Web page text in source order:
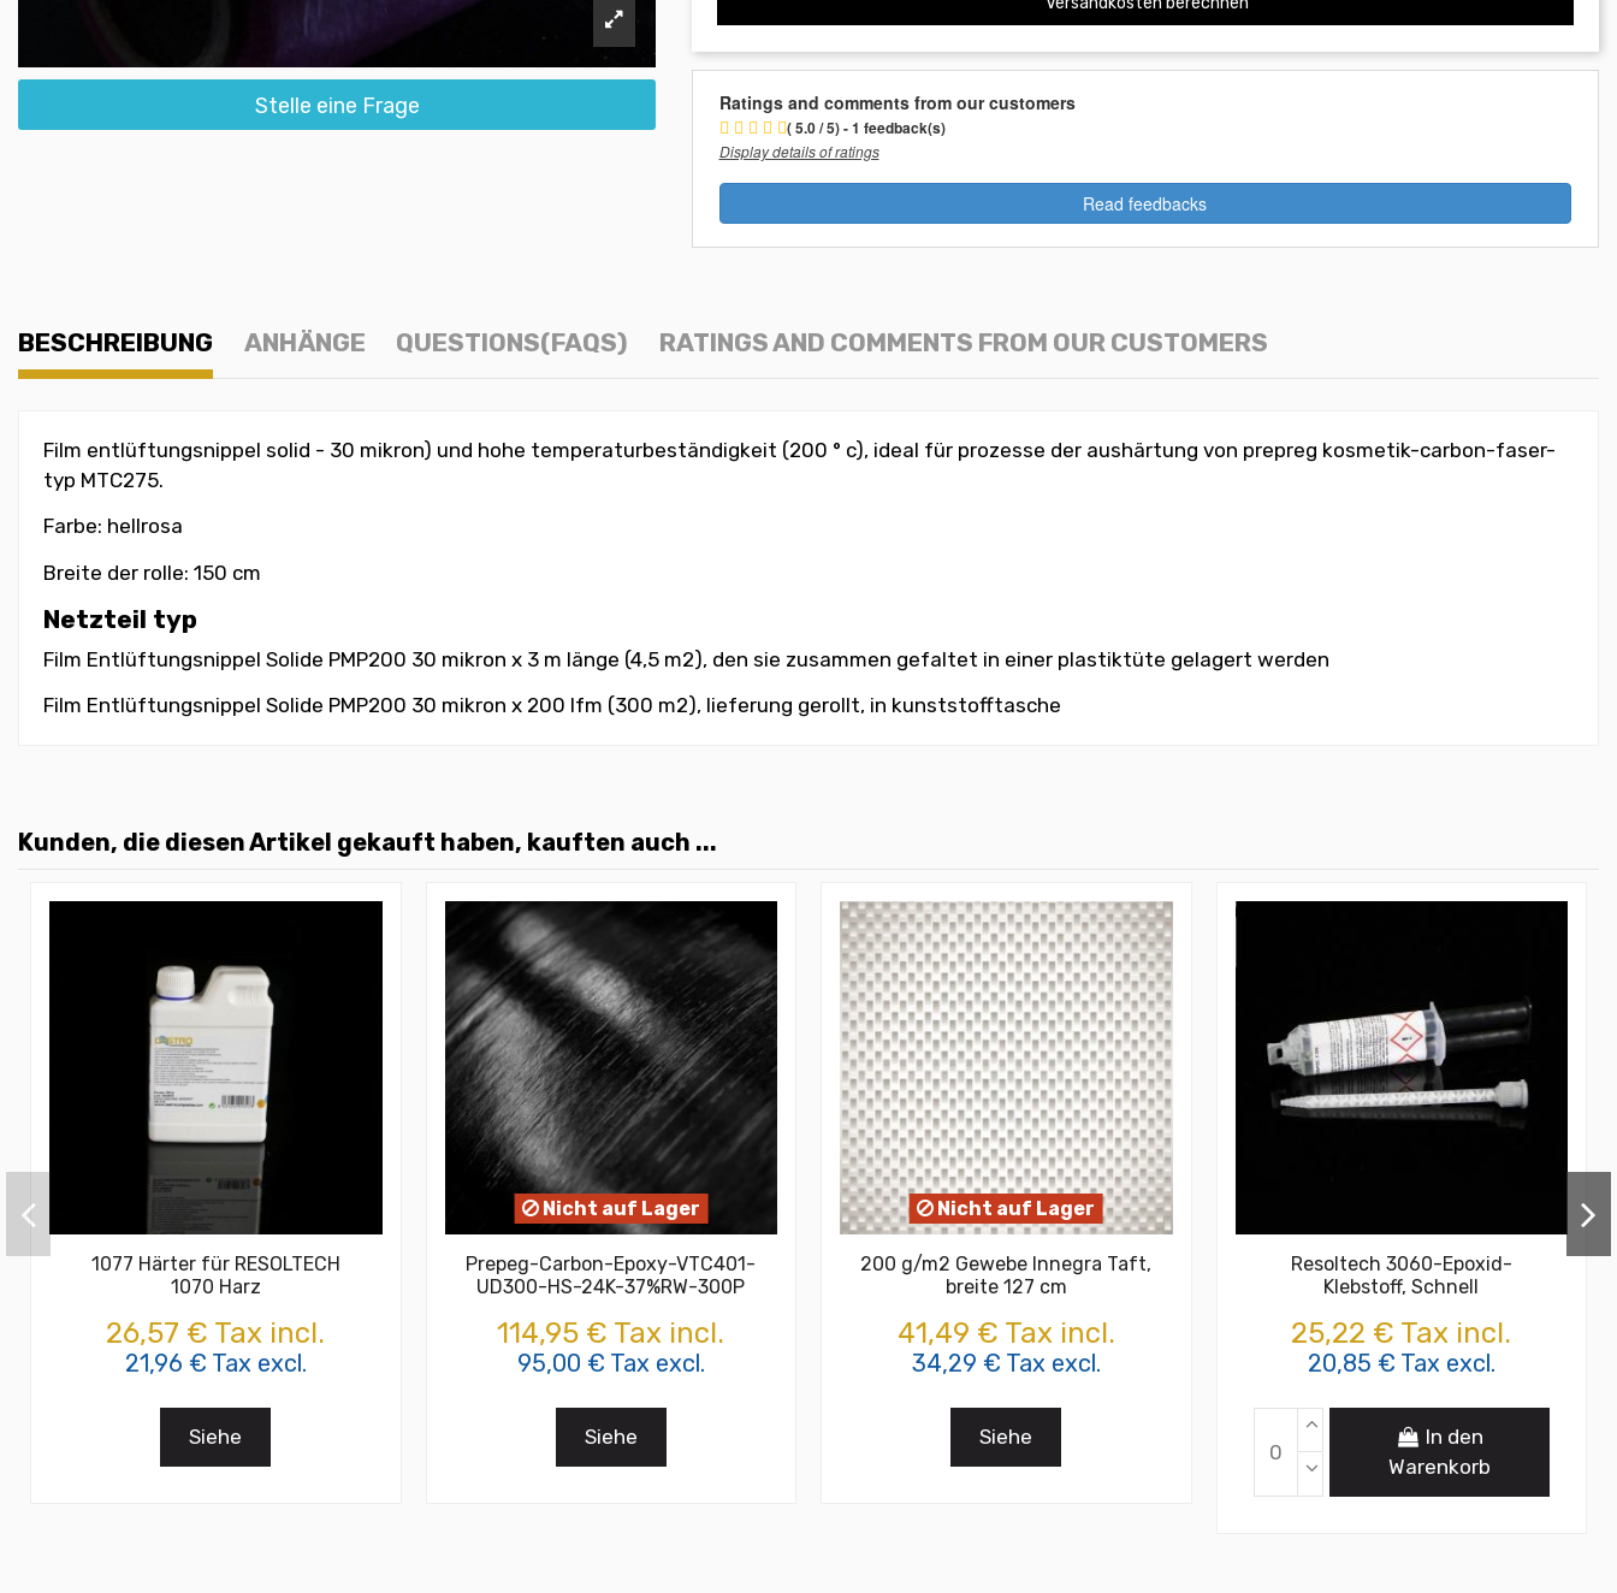
Stelle eine Frage Ratings and comments from our customers
( 5.0 / 5) - 1 feedback(s)
Display details of ratings
Read feedbacks
BESCHREIBUNG ANHÄNGE QUESTIONS(FAQS) RATINGS AND COMMENTS FROM OUR CUSTOMERS
Film entlüftungsnippel solid - 30 mikron) und hohe temperaturbeständigkeit (200 ° c), ideal für prozesse der aushärtung von prepreg kosmetik-carbon-faser-
typ MTC275.
Farbe: hellrosa
Breite der rolle: 150 cm
Netzteil typ
Film Entlüftungsnippel Solide PMP200 30 mikron x 3 m länge (4,5 m2), den sie zusammen gefaltet in einer plastiktüte gelagert werden
Film Entlüftungsnippel Solide PMP200 30 mikron x 200 lfm (300 m2), lieferung gerollt, in kunststofftasche
Kunden, die diesen Artikel gekauft haben, kauften auch ...
1077 Härter für RESOLTECH
1070 Harz
26,57 € Tax incl.
21,96 € Tax excl.
Siehe
Nicht auf Lager
Prepeg-Carbon-Epoxy-VTC401-
UD300-HS-24K-37%RW-300P
114,95 € Tax incl.
95,00 € Tax excl.
Siehe
Nicht auf Lager
200 g/m2 Gewebe Innegra Taft,
breite 127 cm
41,49 € Tax incl.
34,29 € Tax excl.
Siehe
Resoltech 3060-Epoxid-
Klebstoff, Schnell
25,22 € Tax incl.
20,85 € Tax excl.
In den
Warenkorb